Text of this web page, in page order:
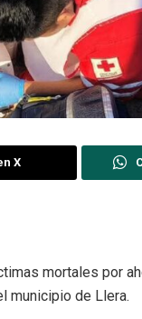
X
mortales por
municipio de Llera.